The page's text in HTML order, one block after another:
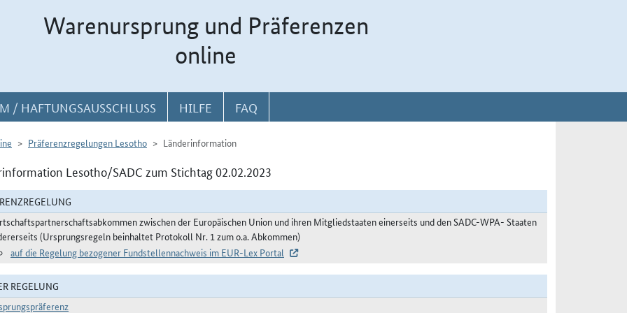
Warenursprung und Präferenzen
online
/ HAFTUNGSAUSSCHLUSS HILFE FAQ
Präferenzregelungen Lesotho Länderinformation
Lesotho/SADC zum Stichtag 02.02.2023
zwischen der Europäischen Union und ihren Mitgliedstaaten einerseits und den SADC-WPA- Staaten
(Ursprungsregeln beinhaltet Protokoll Nr. 1 zum o.a. Abkommen)
auf die Regelung bezogener Fundstellennachweis im EUR-Lex Portal
REGELUNG